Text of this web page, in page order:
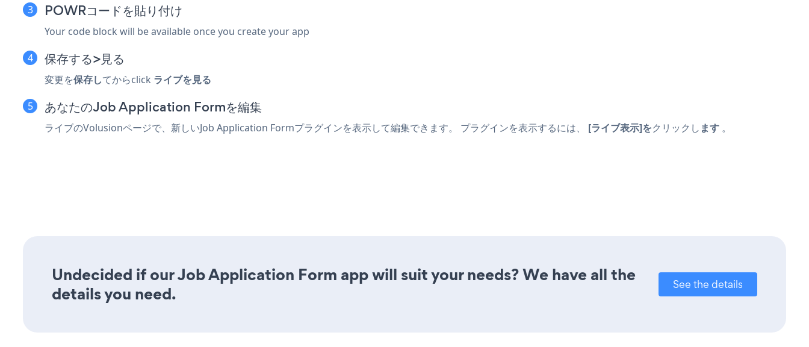
POWRコードを貼り付け
Your code block will be available once you create your app
保存する>見る
変更を保存してからclick ライブを見る
あなたのJob Application Formを編集
ライブのVolusionページで、新しいJob Application Formプラグインを表示して編集できます。 プラグインを表示するには、 [ライブ表示]をクリックし ます 。
Undecided if our Job Application Form app will suit your needs? We have all the
details you need.
See the details